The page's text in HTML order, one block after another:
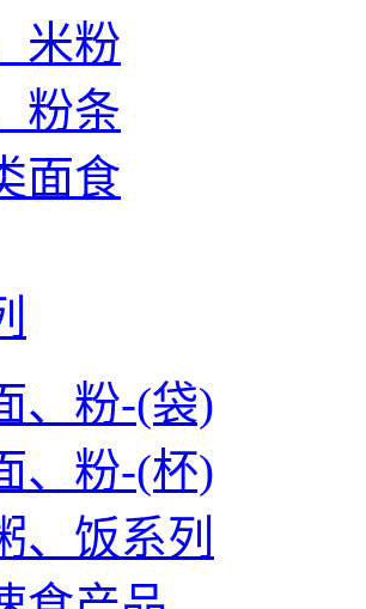
米粉
粉条
面食
、粉-(袋)
、粉-(杯)
、饭系列